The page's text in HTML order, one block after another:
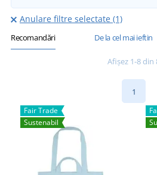
Anulare filtre selectate (1)
Recomandări De la cel mai ieftin
Afișez 1-8 din
1
Fair Trade
Sustenabil